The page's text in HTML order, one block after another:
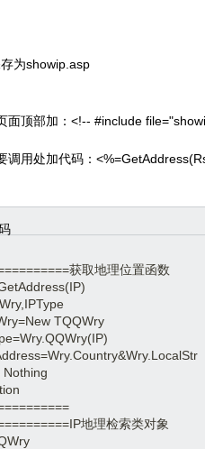
为showip.asp
面顶部加：<!-- #include
调用处加代码：
获取地理位置函数
TQQWry
Nothing
地理检索类对象